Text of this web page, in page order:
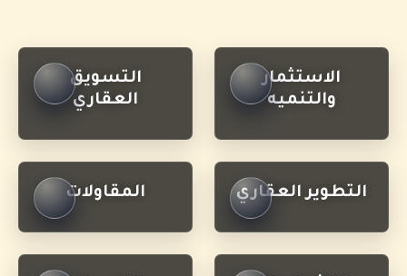
الاستثمار
والتنميه
التسويق
العقاري
التطوير العقاري المقاولات